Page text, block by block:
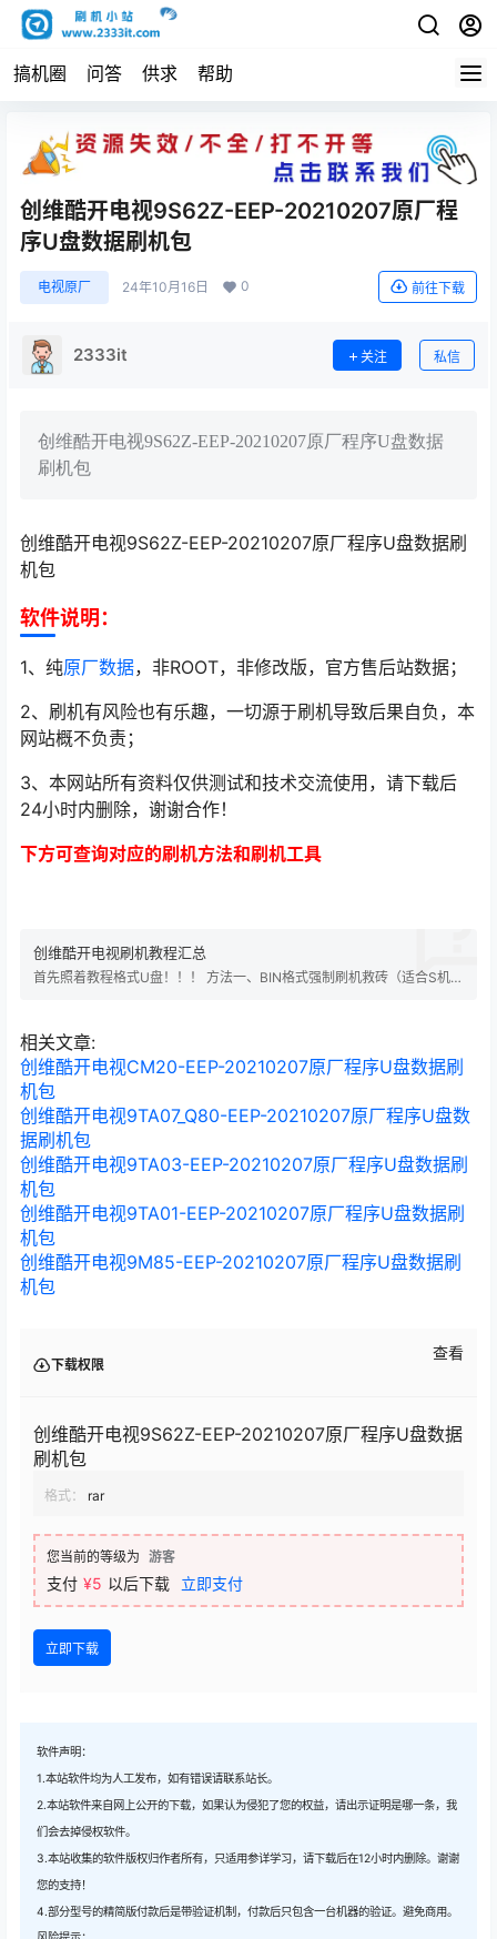
搞机圈 问答 供求 帮助
创维酷开电视9S62Z-EEP-20210207原厂程
序U盘数据刷机包
电视原厂 24年10月16日 0 前往下载
2333it 关注 私信
创维酷开电视9S62Z-EEP-20210207原厂程序U盘数据
刷机包
创维酷开电视9S62Z-EEP-20210207原厂程序U盘数据刷
机包
软件说明：
1、纯原厂数据，非ROOT，非修改版，官方售后站数据；
2、刷机有风险也有乐趣，一切源于刷机导致后果自负，本
网站概不负责；
3、本网站所有资料仅供测试和技术交流使用，请下载后
24小时内删除，谢谢合作！
下方可查询对应的刷机方法和刷机工具
创维酷开电视刷机教程汇总
首先照着教程格式U盘！！！ 方法一、BIN格式强制刷机救砖（适合S机
“MstarUpgrade.bin”拷贝到U盘的根目录下。 ②、在关机状态下，首先
按住电视机键…
相关文章:
创维酷开电视CM20-EEP-20210207原厂程序U盘数据刷
机包
创维酷开电视9TA07_Q80-EEP-20210207原厂程序U盘数
据刷机包
创维酷开电视9TA03-EEP-20210207原厂程序U盘数据刷
机包
创维酷开电视9TA01-EEP-20210207原厂程序U盘数据刷
机包
创维酷开电视9M85-EEP-20210207原厂程序U盘数据刷
机包
下载权限
查看
创维酷开电视9S62Z-EEP-20210207原厂程序U盘数据
刷机包
格式： rar
您当前的等级为 游客
支付 ¥5 以后下载 立即支付
立即下载
软件声明：
1.本站软件均为人工发布，如有错误请联系站长。
2.本站软件来自网上公开的下载，如果认为侵犯了您的权益，请出示证明是哪一条，我
们会去掉侵权软件。
3.本站收集的软件版权归作者所有，只适用参详学习，请下载后在12小时内删除。谢谢
您的支持！
4.部分型号的精简版付款后是带验证机制，付款后只包含一台机器的验证。避免商用。